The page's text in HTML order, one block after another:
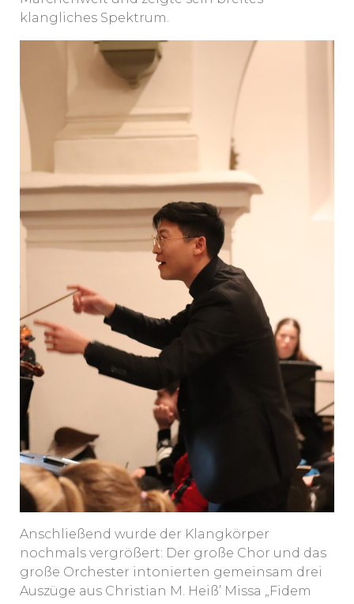
klangliches Spektrum.
Anschließend wurde der Klangkörper
nochmals vergrößert: Der große Chor und das
große Orchester intonierten gemeinsam drei
Auszüge aus Christian M. Heiß’ Missa „Fidem